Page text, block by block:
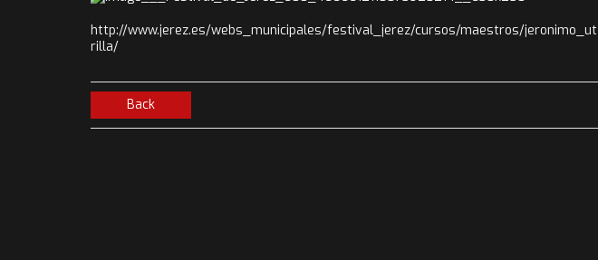
http://www.jerez.es/webs_municipales/festival_jerez/cursos/maestros/jeronimo_ut
rilla/
Back